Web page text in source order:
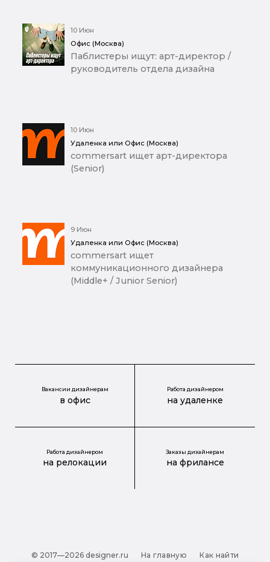
10 Июн
Офис (Москва)
Паблистеры ищут: арт-директор /
руководитель отдела дизайна
10 Июн
Удаленка или Офис (Москва)
commersart ищет арт-директора
(Senior)
9 Июн
Удаленка или Офис (Москва)
commersart ищет
коммуникационного дизайнера
(Middle+ / Junior Senior)
Вакансии дизайнерам
в офис
Работа дизайнером
на удаленке
Работа дизайнером
на релокации
Заказы дизайнерам
на фрилансе
© 2017—2026 designer.ru На главную Как найти